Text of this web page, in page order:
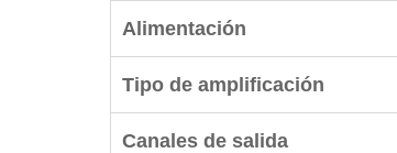
Alimentación
Tipo de amplificación
Canales de salida